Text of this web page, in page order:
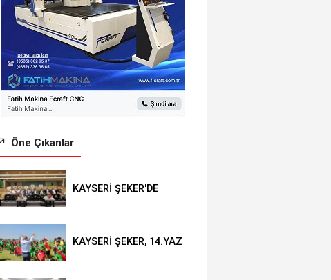
Öne Çıkanlar
KAYSERİ ŞEKER'DE
KURUL TOPLANTISI
KAYSERİ ŞEKER, 14.YAZ
FİNAL